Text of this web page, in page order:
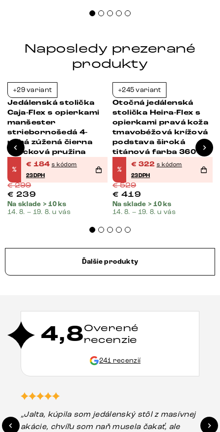
Naposledy prezerané
produkty
+29 variant
Jedálenská stolička
Caja-Flex s opierkami
manšester
striebornošedá 4-
nohá zúžená čierna
vrecková pružina
%
€ 184 s kódom
23DPH
€299
€ 239
Na sklade > 10 ks
14. 8. – 19. 8. u vás
+245 variant
Otočná jedálenská
stolička Heira-Flex s
opierkami pravá koža
tmavobéžová krížová
podstava široká
titánová farba 360°
otočná vrecková
pružina
%
€ 322 s kódom
23DPH
€529
€ 419
Na sklade > 10 ks
14. 8. – 19. 8. u vás
Ďalšie produkty
4,8Overené
recenzie
241 recenzií
„Jalta, kúpila som jedálenský stôl z masívnej
akácie, chvíľu som naň musela čakať, ale